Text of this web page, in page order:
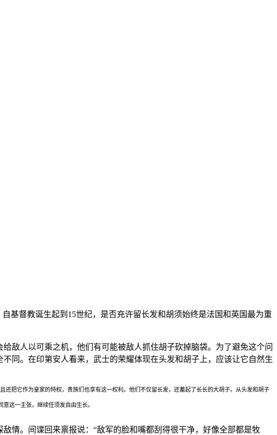
基督教诞生起到15世纪，是否充许留长发和胡须始终是法国和英国最为重
敌人以可乘之机，他们有可能被敌人抓住胡子砍掉脑袋。为了避免这个问
同。在印第安人看来，武士的荣耀体现在头发和胡子上，应该让它自然生
还把它作为皇家的特权，贵族们也享有这一权利。他们不仅留长发，还蓄起了长长的大胡子。从头发和胡子
这一主张，继续任须发自由生长。
情。间谍回来禀报说：“敌军的脸和嘴都刮得很干净，好像全部都是牧